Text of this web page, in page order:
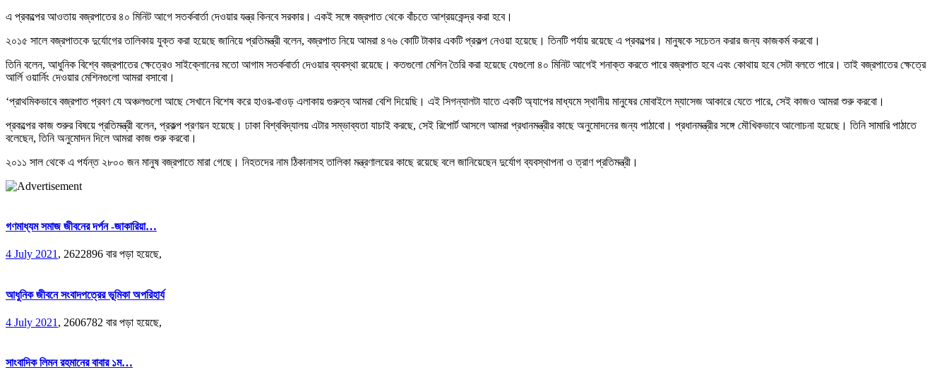
এ প্রকল্পের আওতায় বজ্রপাতের ৪০ মিনিট আগে সতর্কবার্তা দেওয়ার যন্ত্র কিনবে সরকার। একই সঙ্গে বজ্রপাত থেকে বাঁচতে আশ্রয়কেন্দ্র করা হবে।
২০১৫ সালে বজ্রপাতকে দুর্যোগের তালিকায় যুক্ত করা হয়েছে জানিয়ে প্রতিমন্ত্রী বলেন, বজ্রপাত নিয়ে আমরা ৪৭৬ কোটি টাকার একটি প্রকল্প নেওয়া হয়েছে। তিনটি পর্যায় রয়েছে এ প্রকল্পের। মানুষকে সচেতন করার জন্য কাজকর্ম করবো।
তিনি বলেন, আধুনিক বিশ্বে বজ্রপাতের ক্ষেত্রেও সাইক্লোনের মতো আগাম সতর্কবার্তা দেওয়ার ব্যবস্থা রয়েছে। কতগুলো মেশিন তৈরি করা হয়েছে যেগুলো ৪০ মিনিট আগেই শনাক্ত করতে পারে বজ্রপাত হবে এবং কোথায় হবে সেটা বলতে পারে। তাই বজ্রপাতের ক্ষেত্রে
আর্লি ওয়ার্নিং দেওয়ার মেশিনগুলো আমরা বসাবো।
‘প্রাথমিকভাবে বজ্রপাত প্রবণ যে অঞ্চলগুলো আছে সেখানে বিশেষ করে হাওর-বাওড় এলাকায় গুরুত্ব আমরা বেশি দিয়েছি। এই সিগন্যালটা যাতে একটি অ্যাপের মাধ্যমে স্থানীয় মানুষের মোবাইলে ম্যাসেজ আকারে যেতে পারে, সেই কাজও আমরা শুরু করবো।
প্রকল্পের কাজ শুরুর বিষয়ে প্রতিমন্ত্রী বলেন, প্রকল্প প্রণয়ন হয়েছে। ঢাকা বিশ্ববিদ্যালয় এটার সম্ভাব্যতা যাচাই করছে, সেই রিপোর্ট আসলে আমরা প্রধানমন্ত্রীর কাছে অনুমোদনের জন্য পাঠাবো। প্রধানমন্ত্রীর সঙ্গে মৌখিকভাবে আলোচনা হয়েছে। তিনি সামারি পাঠাতে
বলেছেন, তিনি অনুমোদন দিলে আমরা কাজ শুরু করবো।
২০১১ সাল থেকে এ পর্যন্ত ২৮০০ জন মানুষ বজ্রপাতে মারা গেছে। নিহতদের নাম ঠিকানাসহ তালিকা মন্ত্রণালয়ের কাছে রয়েছে বলে জানিয়েছেন দুর্যোগ ব্যবস্থাপনা ও ত্রাণ প্রতিমন্ত্রী।
গণমাধ্যম সমাজ জীবনের দর্পন -জাকারিয়া…
4 July 2021 , 2622896 বার পড়া হয়েছে,
আধুনিক জীবনে সংবাদপত্রের ভূমিকা অপরিহার্য
4 July 2021 , 2606782 বার পড়া হয়েছে,
সাংবাদিক লিমন রহমানের বাবার ১ম…